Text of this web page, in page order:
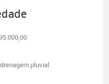
pluvial